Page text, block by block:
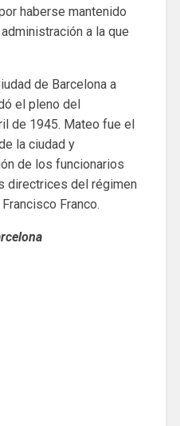
haberse mantenido
a la que
de Barcelona a
el pleno del
de 1945. Mateo fue el
la ciudad y
de los funcionarios
directrices del régimen
Franco.